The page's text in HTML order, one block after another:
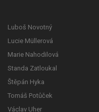
Luboš Novotný
Lucie Müllerová
Marie Nahodilová
Standa Zatloukal
Štěpán Hyka
Tomáš Potůček
Václav Uher